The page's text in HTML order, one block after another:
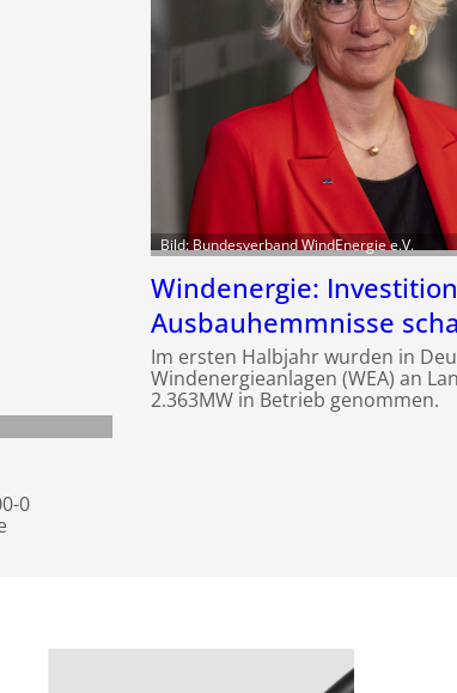
0
Bild: Bundesverband WindEnergie e.V.
Windenergie:
Ausbauhemmnisse
Im ersten Halbjahr wurden in
Windenergieanlagen (WEA) an
2.363MW in Betrieb genommen.